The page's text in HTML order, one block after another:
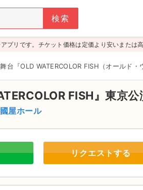
プリです。チケット価格は定価より安いまたは
舞台『OLD WATERCOLOR FISH（オールド
FISH』東京公
屋ホール
リクエストする